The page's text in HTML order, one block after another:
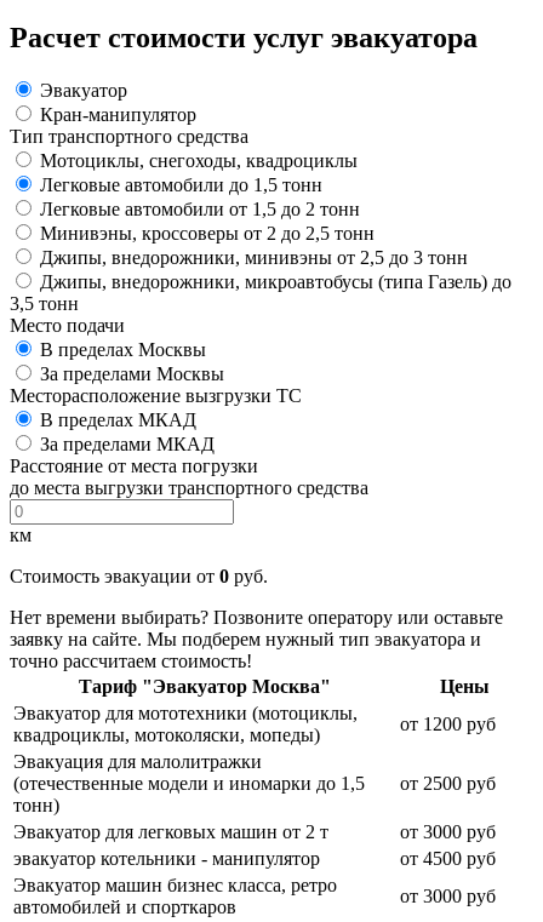
Расчет стоимости услуг эвакуатора
Эвакуатор
Кран-манипулятор
Тип транспортного средства
Мотоциклы, снегоходы, квадроциклы
Легковые автомобили до 1,5 тонн
Легковые автомобили от 1,5 до 2 тонн
Минивэны, кроссоверы от 2 до 2,5 тонн
Джипы, внедорожники, минивэны от 2,5 до 3 тонн
Джипы, внедорожники, микроавтобусы (типа Газель) до
3,5 тонн
Место подачи
В пределах Москвы
За пределами Москвы
Месторасположение вызгрузки ТС
В пределах МКАД
За пределами МКАД
Расстояние от места погрузки
до места выгрузки транспортного средства
км
Стоимость эвакуации от 0 руб.
Нет времени выбирать? Позвоните оператору или оставьте
заявку на сайте. Мы подберем нужный тип эвакуатора и
точно рассчитаем стоимость!
Тариф "Эвакуатор Москва"
Цены
Эвакуатор для мототехники (мотоциклы,
квадроциклы, мотоколяски, мопеды)
от 1200 руб
Эвакуация для малолитражки
(отечественные модели и иномарки до 1,5
тонн)
от 2500 руб
Эвакуатор для легковых машин от 2 т
от 3000 руб
эвакуатор котельники - манипулятор
от 4500 руб
Эвакуатор машин бизнес класса, ретро
автомобилей и спорткаров
от 3000 руб